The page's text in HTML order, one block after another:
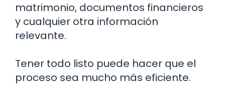
matrimonio, documentos financieros
y cualquier otra información
relevante.
Tener todo listo puede hacer que el
proceso sea mucho más eficiente.